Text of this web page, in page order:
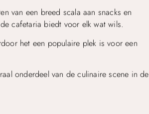
van een breed scala aan snacks en
cafetaria biedt voor elk wat wils.
het een populaire plek is voor een
onderdeel van de culinaire scene in de